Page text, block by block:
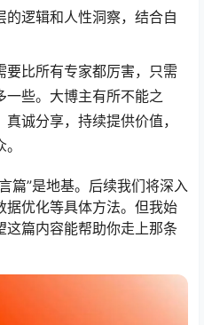
的逻辑和人性洞察，结合自
要比所有专家都厉害，只需
一些。大博主有所不能之
诚分享，持续提供价值，
篇”是地基。后续我们将深入
据优化等具体方法。但我始
篇内容能帮助你走上那条